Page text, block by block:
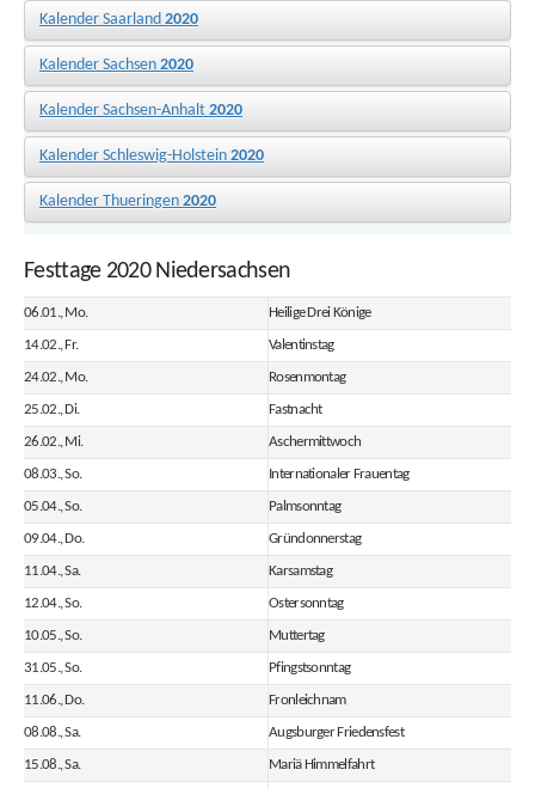
Kalender Saarland 2020
Kalender Sachsen 2020
Kalender Sachsen-Anhalt 2020
Kalender Schleswig-Holstein 2020
Kalender Thueringen 2020
Festtage 2020 Niedersachsen
06.01., Mo. Heilige Drei Könige
14.02., Fr. Valentinstag
24.02., Mo. Rosenmontag
25.02., Di. Fastnacht
26.02., Mi. Aschermittwoch
08.03., So. Internationaler Frauentag
05.04., So. Palmsonntag
09.04., Do. Gründonnerstag
11.04., Sa. Karsamstag
12.04., So. Ostersonntag
10.05., So. Muttertag
31.05., So. Pfingstsonntag
11.06., Do. Fronleichnam
08.08., Sa. Augsburger Friedensfest
15.08., Sa. Mariä Himmelfahrt